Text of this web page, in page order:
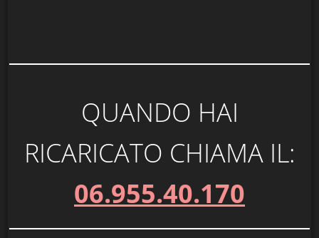
QUANDO HAI
RICARICATO CHIAMA IL:
06.955.40.170